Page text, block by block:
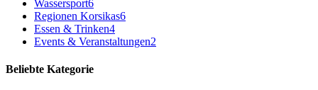
Wassersport6
Regionen Korsikas6
Essen & Trinken4
Events & Veranstaltungen2
Beliebte Kategorie